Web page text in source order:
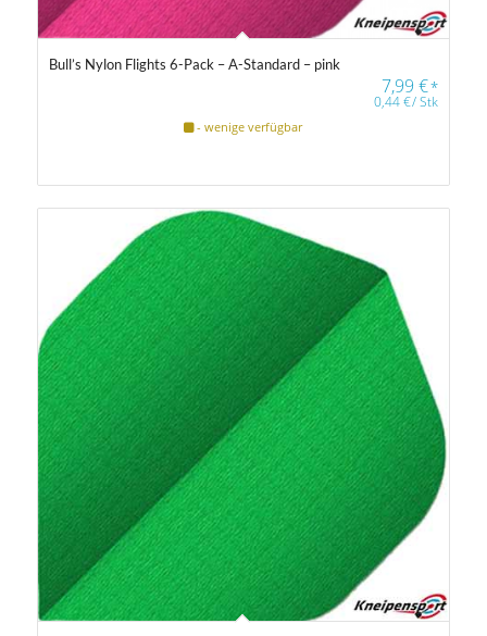
Bull’s Nylon Flights 6-Pack – A-Standard – pink
7,99€*
0,44€/Stk
- wenige verfügbar